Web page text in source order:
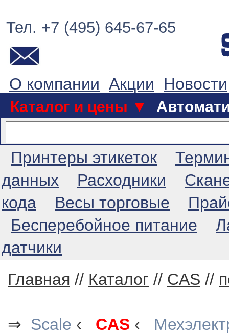
Тел. +7 (495) 645-67-65
О компании Акции Новости
Каталог и цены ▼
Принтеры этикеток
данных
Расходники
кода
Весы торговые
Бесперебойное питание
датчики
Главная // Каталог // CAS //
⇒ Scale ‹ CAS ‹